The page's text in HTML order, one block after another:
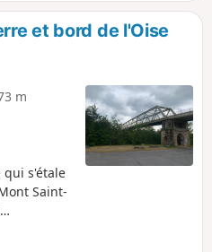
et bord de l'Oise
m
qui s'étale
Saint-